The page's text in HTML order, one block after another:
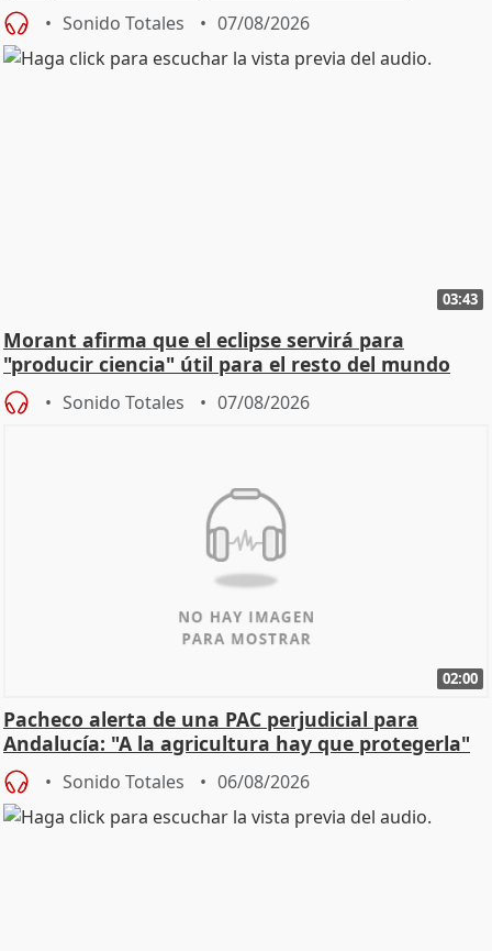
Sonido Totales 07/08/2026
03:43
Morant afirma que el eclipse servirá para
"producir ciencia" útil para el resto del mundo
Sonido Totales 07/08/2026
02:00
Pacheco alerta de una PAC perjudicial para
Andalucía: "A la agricultura hay que protegerla"
Sonido Totales 06/08/2026